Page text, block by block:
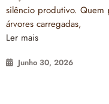
silêncio produtivo. Quem
árvores carregadas,
Ler mais
Junho 30, 2026